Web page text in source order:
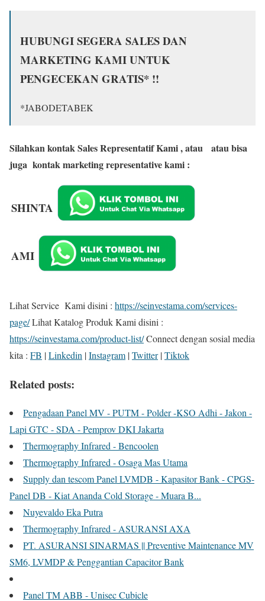
HUBUNGI SEGERA SALES DAN
MARKETING KAMI UNTUK
PENGECEKAN GRATIS* !!
*JABODETABEK
Silahkan kontak Sales Representatif Kami , atau
atau bisa
juga kontak marketing representative kami :
SHINTA
AMI
Lihat Service Kami disini : https://seinvestama.com/services-
page/Lihat Katalog Produk Kami disini :
https://seinvestama.com/product-list/Connect dengan sosial media
kita : FB |Linkedin |Instagram |Twitter|Tiktok
Related posts:
Pengadaan Panel MV - PUTM - Polder -KSO Adhi - Jakon -
Lapi GTC - SDA - Pemprov DKI Jakarta
Thermography Infrared - Bencoolen
Thermography Infrared - Osaga Mas Utama
Supply dan tescom Panel LVMDB - Kapasitor Bank - CPGS-
Panel DB - Kiat Ananda Cold Storage - Muara B...
Nuyevaldo Eka Putra
Thermography Infrared - ASURANSI AXA
PT. ASURANSI SINARMAS || Preventive Maintenance MV
SM6, LVMDP & Penggantian Capacitor Bank
Panel TM ABB - Unisec Cubicle